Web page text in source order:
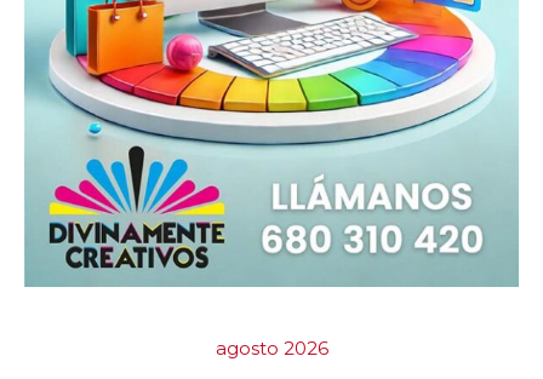
agosto 2026